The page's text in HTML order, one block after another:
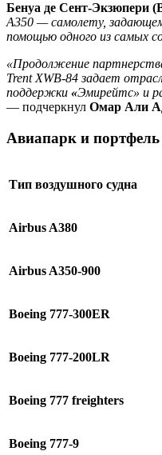
Бенуа де Сент-Экзюпери
A350 — самолету,
помощью одного из самых
«Продолжение
Trent XWB-84 задает
поддержки «Эмирейтс» и
— подчеркнул Омар Али
Авиапарк и портфель
Тип воздушного судна
Airbus A380
Airbus A350-900
Boeing 777-300ER
Boeing 777-200LR
Boeing 777 freighters
Boeing 777-9